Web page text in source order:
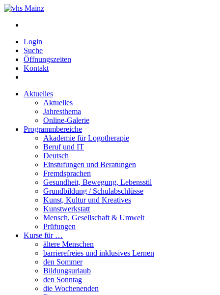
Login
Suche
Öffnungszeiten
Kontakt
Aktuelles
Aktuelles
Jahresthema
Online-Galerie
Programmbereiche
Akademie für Logotherapie
Beruf und IT
Deutsch
Einstufungen und Beratungen
Fremdsprachen
Gesundheit, Bewegung, Lebensstil
Grundbildung / Schulabschlüsse
Kunst, Kultur und Kreatives
Kunstwerkstatt
Mensch, Gesellschaft & Umwelt
Prüfungen
Kurse für …
ältere Menschen
barrierefreies und inklusives Lernen
den Sommer
Bildungsurlaub
den Sonntag
die Wochenenden